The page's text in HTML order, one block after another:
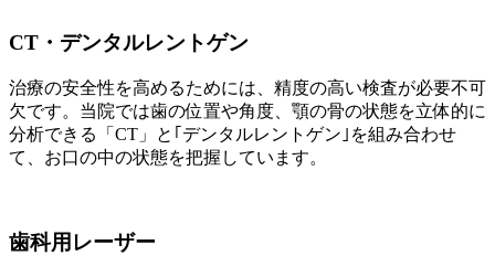
CT・デンタルレントゲン
治療の安全性を高めるためには、精度の高い検査が必要不可
欠です。当院では歯の位置や角度、顎の骨の状態を立体的に
分析できる「CT」と｢デンタルレントゲン｣を組み合わせ
て、お口の中の状態を把握しています。
歯科用レーザー